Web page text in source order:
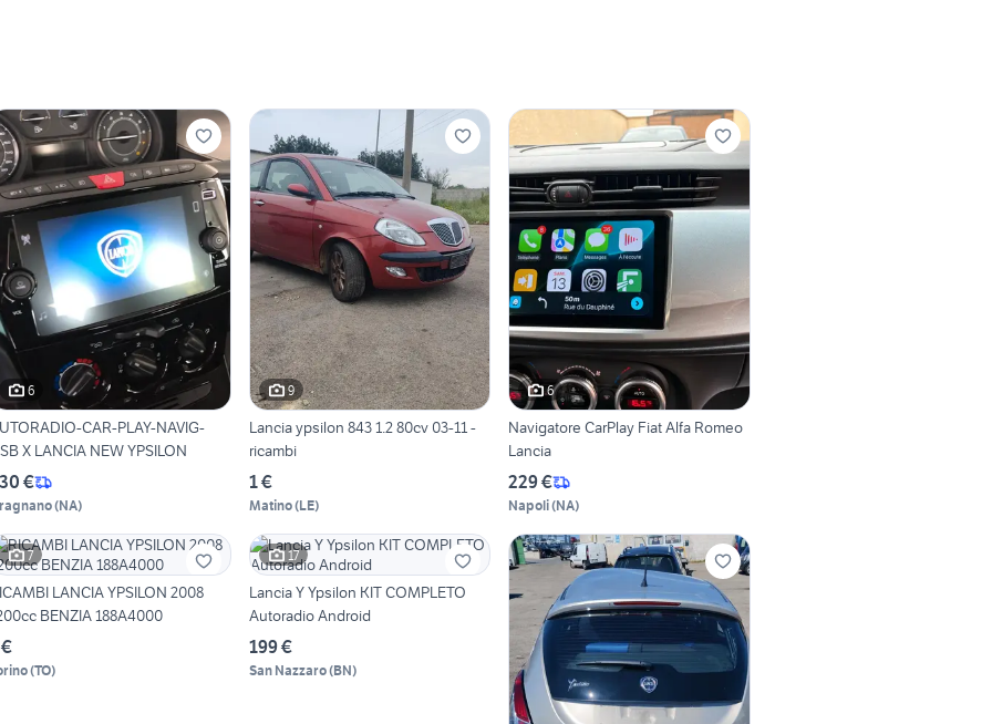
6
CAR-PLAY-NAVIG-
X LANCIA NEW YPSILON
€
(NA)
9
Lancia ypsilon 843 1.2 80cv 03-11 -
ricambi
1 €
Matino(LE)
6
Navigatore CarPlay Fiat Alfa Romeo
Lancia
229 €
Napoli(NA)
7
LANCIA YPSILON 2008
BENZIA 188A4000
(TO)
17
Lancia Y Ypsilon KIT COMPLETO
Autoradio Android
199 €
San Nazzaro(BN)